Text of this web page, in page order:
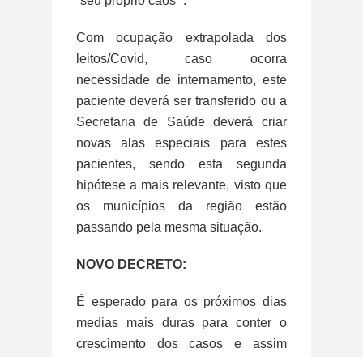
Com ocupação extrapolada dos
leitos/Covid, caso ocorra
necessidade de internamento, este
paciente deverá ser transferido ou a
Secretaria de Saúde deverá criar
novas alas especiais para estes
pacientes, sendo esta segunda
hipótese a mais relevante, visto que
os municípios da região estão
passando pela mesma situação.
NOVO DECRETO:
É esperado para os próximos dias
medias mais duras para conter o
crescimento dos casos e assim